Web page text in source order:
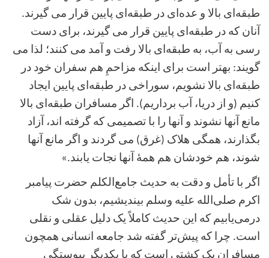
طبقه‌ای بالا و عده‌ای در طبقه‌ای پايين قرار می گيرند.
آنان که در طبقه‌ای پايين قرار می گيرند، برای دست
رسی به آب، به طبقه‌ای بالا رفت و آمد می کنند؛ لذا می
گويند: بهتر است برای اينکه مزاحمِ هم سفران خود در
طبقه‌ای بالا نشويم، سوراخی در طبقه‌ای پايين ايجاد
کنيم (و از دريا، آب برداريم). اگر مسافران طبقه‌ای بالا
مانع آنها نشوند و آنها را با تصميمی که گرفته اند، آزاد
بگذارند، همگی هلاک (غرق) می گردند و اگر مانع آنها
شوند، هم خودشان هم همهٔ آنها نجات یابند.»
اگر با تأمل و دقت به حدیث جامع‌الکلم حضرت پیامبر
اکرم صلی‌الله علیه وسلم بیندیشیم، بدون شک
درمی‌یابیم که این حدیث کاملاً یک دلیل عقلی و نقلی
است. چرا که پیش‌تر گفته شد جامعه انسانی همچون
مسافران یک کشتی است که با یکدیگر پیوستگی